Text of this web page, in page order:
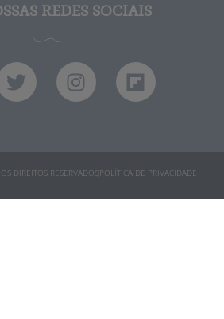
REDES SOCIAIS
DIREITOS RESERVADOSPOLÍTICA DE PRIVACIDADE